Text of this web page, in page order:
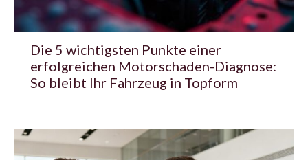
Die 5 wichtigsten Punkte einer
erfolgreichen Motorschaden-Diagnose:
So bleibt Ihr Fahrzeug in Topform